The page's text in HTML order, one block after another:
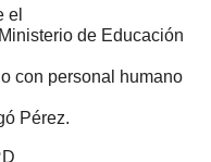
el
de Educación
con personal humano
Pérez.